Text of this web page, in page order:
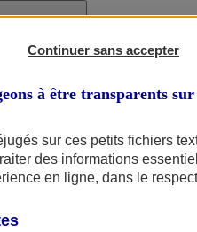
Continuer sans accepter
à être transparents
sur ces petits fichiers
des informations
en ligne, dans le